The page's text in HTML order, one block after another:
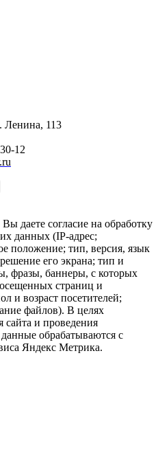
Ленина, 113
12
даете согласие на обработку
данных (IP-адрес;
положение; тип, версия, язык
его экрана; тип и
фразы, баннеры, с которых
страниц и
и возраст посетителей;
файлов). В целях
и проведения
обрабатываются с
Яндекс Метрика.